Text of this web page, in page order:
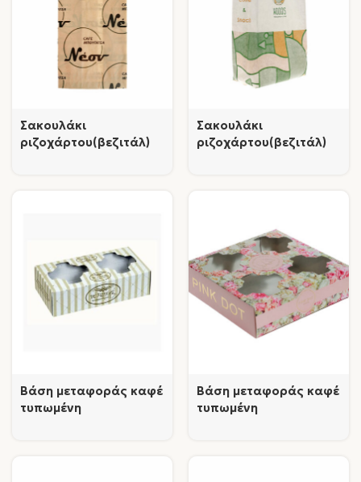
Σακουλάκι
ριζοχάρτου(βεζιτάλ)
Σακουλάκι
ριζοχάρτου(βεζιτάλ)
Βάση μεταφοράς καφέ
τυπωμένη
Βάση μεταφοράς καφέ
τυπωμένη